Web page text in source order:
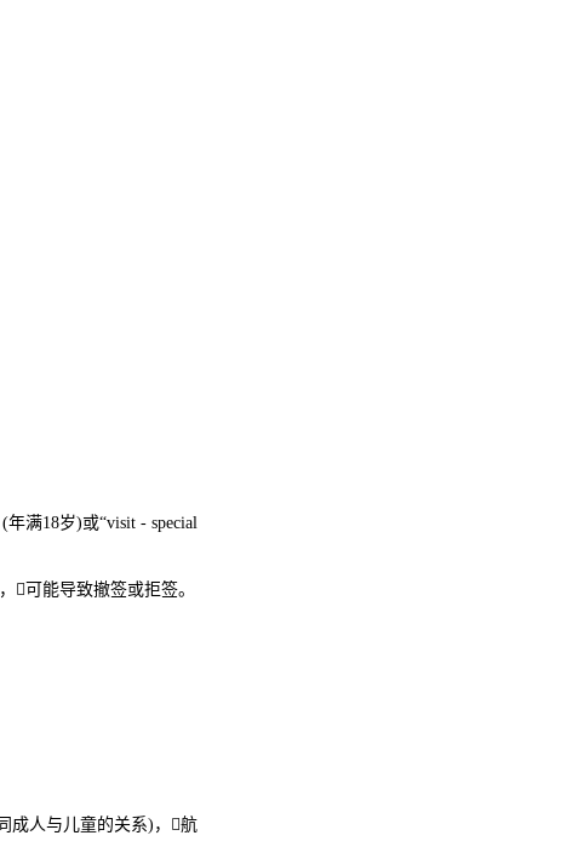
满18岁)或“visit - special
可能导致撤签或拒签。
成人与儿童的关系)，航